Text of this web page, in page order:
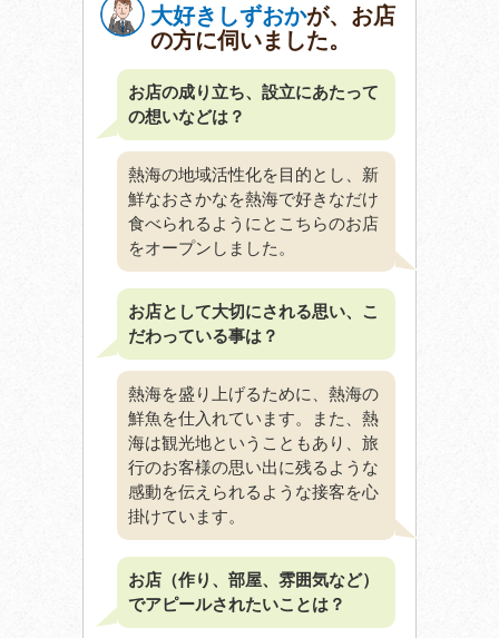
大好きしずおかが、お店
の方に伺いました。
お店の成り立ち、設立にあたって
の想いなどは？
熱海の地域活性化を目的とし、新
鮮なおさかなを熱海で好きなだけ
食べられるようにとこちらのお店
をオープンしました。
お店として大切にされる思い、こ
だわっている事は？
熱海を盛り上げるために、熱海の
鮮魚を仕入れています。また、熱
海は観光地ということもあり、旅
行のお客様の思い出に残るような
感動を伝えられるような接客を心
掛けています。
お店（作り、部屋、雰囲気など）
でアピールされたいことは？